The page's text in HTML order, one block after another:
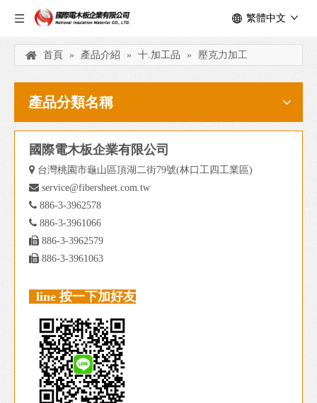
繁體中文
首頁 » 產品介紹 » 十.加工品 » 壓克力加工
產品分類名稱
國際電木板企業有限公司
 台灣桃園市龜山區頂湖二街79號(林口工四工業區)
 service@fibersheet.com.tw
 886-3-3962578
 886-3-3961066
 886-3-3962579
 886-3-3961063
line 按一下加好友